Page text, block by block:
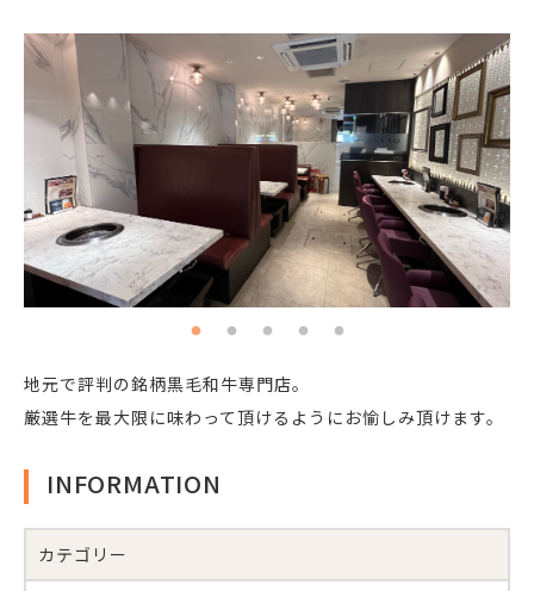
地元で評判の銘柄黒毛和牛専門店。
厳選牛を最大限に味わって頂けるようにお愉しみ頂けます。
INFORMATION
カテゴリー